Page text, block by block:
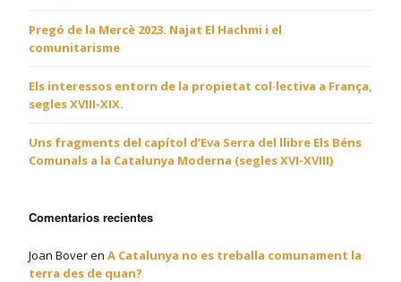
Pregó de la Mercè 2023. Najat El Hachmi i el
comunitarisme
Els interessos entorn de la propietat col·lectiva a França,
segles XVIII-XIX.
Uns fragments del capítol d’Eva Serra del llibre Els Béns
Comunals a la Catalunya Moderna (segles XVI-XVIII)
Comentarios recientes
Joan Boveren A Catalunya no es treballa comunament la
terra des de quan?